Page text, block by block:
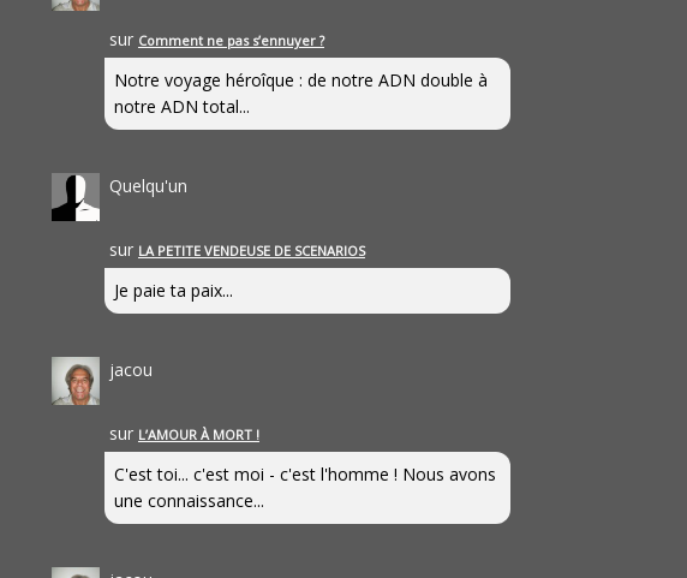
sur Comment ne pas s’ennuyer ?
Notre voyage héroîque : de notre ADN double à
notre ADN total...
Quelqu'un
sur LA PETITE VENDEUSE DE SCENARIOS
Je paie ta paix...
jacou
sur L’AMOUR À MORT !
C'est toi... c'est moi - c'est l'homme ! Nous avons
une connaissance...